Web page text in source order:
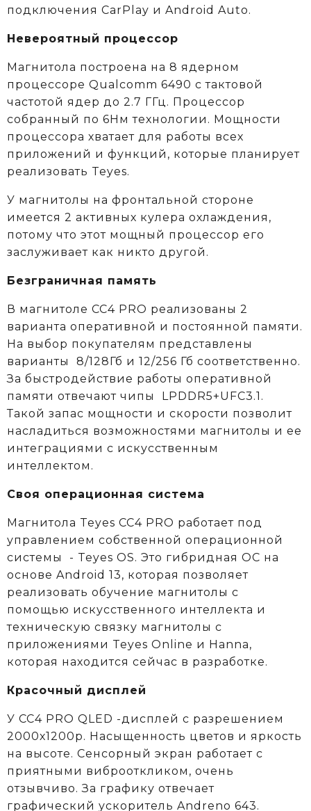
подключения CarPlay и Android Auto.
Невероятный процессор
Магнитола построена на 8 ядерном
процессоре Qualcomm 6490 c тактовой
частотой ядер до 2.7 ГГц. Процессор
собранный по 6Нм технологии. Мощности
процессора хватает для работы всех
приложений и функций, которые планирует
реализовать Teyes.
У магнитолы на фронтальной стороне
имеется 2 активных кулера охлаждения,
потому что этот мощный процессор его
заслуживает как никто другой.
Безграничная память
В магнитоле CC4 PRO реализованы 2
варианта оперативной и постоянной памяти.
На выбор покупателям представлены
варианты 8/128Гб и 12/256 Гб соответственно.
За быстродействие работы оперативной
памяти отвечают чипы LPDDR5+UFC3.1.
Такой запас мощности и скорости позволит
насладиться возможностями магнитолы и ее
интеграциями с искусственным
интеллектом.
Своя операционная система
Магнитола Teyes CC4 PRO работает под
управлением собственной операционной
системы - Teyes OS. Это гибридная ОС на
основе Android 13, которая позволяет
реализовать обучение магнитолы с
помощью искусственного интеллекта и
техническую связку магнитолы с
приложениями Teyes Online и Hanna,
которая находится сейчас в разработке.
Красочный дисплей
У CC4 PRO QLED -дисплей с разрешением
2000х1200р. Насыщенность цветов и яркость
на высоте. Сенсорный экран работает с
приятными виброоткликом, очень
отзывчиво. За графику отвечает
графический ускоритель Andreno 643.